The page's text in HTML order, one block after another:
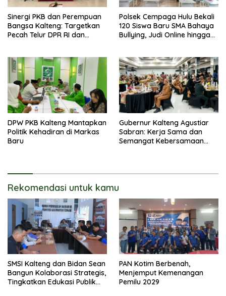
Sinergi PKB dan Perempuan
Bangsa Kalteng: Targetkan
Pecah Telur DPR RI dan
Polsek Cempaga Hulu Bekali
120 Siswa Baru SMA Bahaya
Bullying, Judi Online hingga
DPW PKB Kalteng Mantapkan
Politik Kehadiran di Markas
Baru
Gubernur Kalteng Agustiar
Sabran: Kerja Sama dan
Semangat Kebersamaan
Rekomendasi untuk kamu
SMSI Kalteng dan Bidan Sean
Bangun Kolaborasi Strategis,
Tingkatkan Edukasi Publik
PAN Kotim Berbenah,
Menjemput Kemenangan
Pemilu 2029